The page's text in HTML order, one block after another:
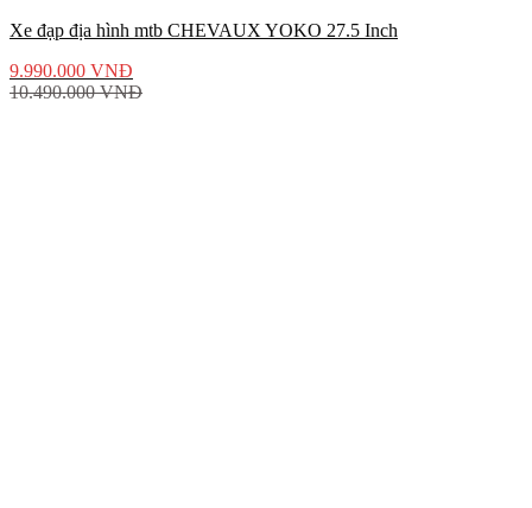
Xe đạp địa hình mtb CHEVAUX YOKO 27.5 Inch
9.990.000 VNĐ
10.490.000VNĐ